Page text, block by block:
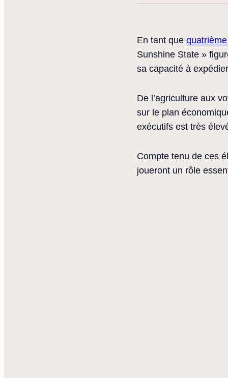
En tant que
Sunshine State »
sa capacité à
De l’agriculture aux
sur le plan
exécutifs est très
Compte tenu de ces
joueront un rôle